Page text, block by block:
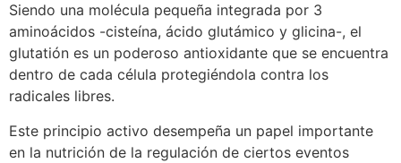
Siendo una molécula pequeña integrada por 3
aminoácidos -cisteína, ácido glutámico y glicina-, el
glutatión es un poderoso antioxidante que se encuentra
dentro de cada célula protegiéndola contra los
radicales libres.
Este principio activo desempeña un papel importante
en la nutrición de la regulación de ciertos eventos